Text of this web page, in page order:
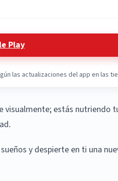
Play
las actualizaciones del app en las
visualmente; estás nutriendo
y despierte en ti una